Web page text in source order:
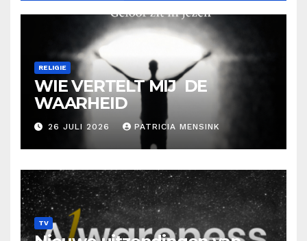
RELIGIE
WIE VERTELT MIJ DE
WAARHEID
26 JULI 2026 PATRICIA MENSINK
TV